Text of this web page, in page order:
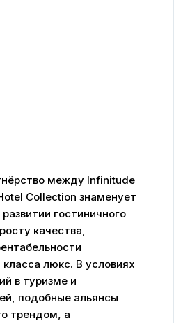
между Infinitude
Collection знаменует
гостиничного
качества,
люкс. В условиях
в туризме и
подобные альянсы
трендом, а